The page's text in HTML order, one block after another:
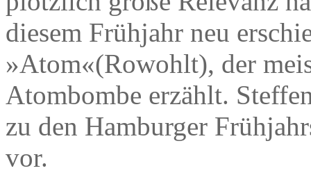
diesem Frühjahr neu
»Atom«(Rowohlt), der
Atombombe erzählt.
zu den Hamburger
vor.